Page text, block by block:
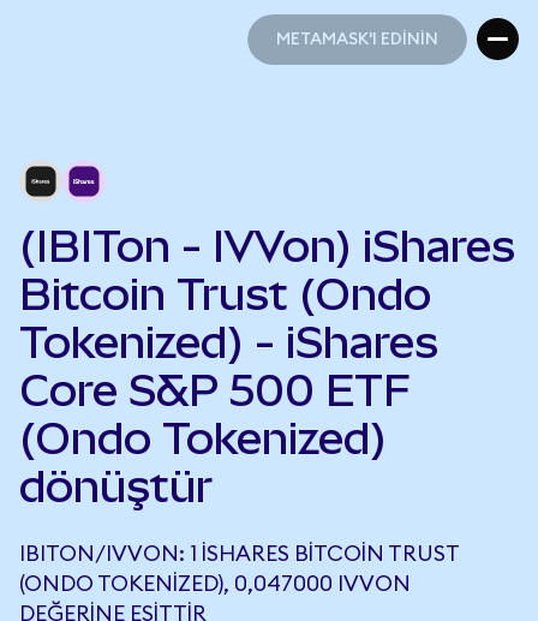
METAMASK'I EDİNİN
(IBITon - IVVon) iShares
Bitcoin Trust (Ondo
Tokenized) - iShares
Core S&P 500 ETF
(Ondo Tokenized)
dönüştür
IBITON/IVVON: 1 ISHARES BITCOIN TRUST
(ONDO TOKENIZED), 0,047000 IVVON
DEĞERINE EŞITTIR